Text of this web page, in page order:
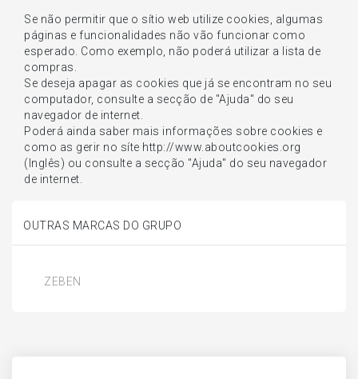
OUTRAS MARCAS DO GRUPO
ZEBEN
Se não permitir que o sítio web utilize cookies, algumas
páginas e funcionalidades não vão funcionar como
esperado. Como exemplo, não poderá utilizar a lista de
compras.
Se deseja apagar as cookies que já se encontram no seu
computador, consulte a secção de "Ajuda" do seu
navegador de internet.
Poderá ainda saber mais informações sobre cookies e
como as gerir no síte http://www.aboutcookies.org
(Inglês) ou consulte a secção "Ajuda" do seu navegador
de internet.